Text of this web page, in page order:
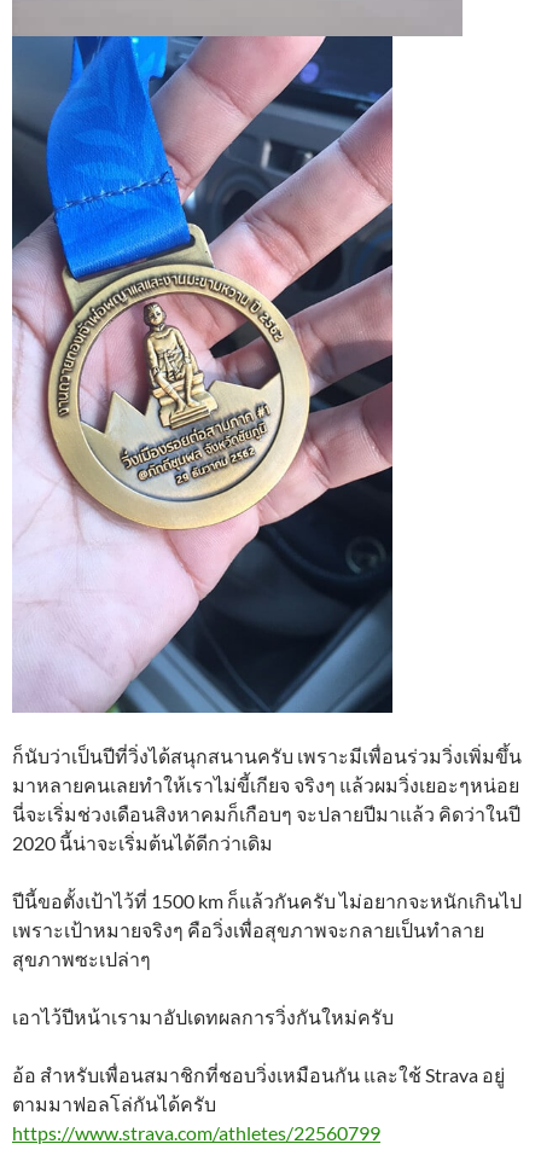
ก็นับว่าเป็นปีที่วิ่งได้สนุกสนานครับ เพราะมีเพื่อนร่วมวิ่งเพิ่มขึ้น
มาหลายคนเลยทำให้เราไม่ขี้เกียจ จริงๆ แล้วผมวิ่งเยอะๆหน่อย
นี่จะเริ่มช่วงเดือนสิงหาคมก็เกือบๆ จะปลายปีมาแล้ว คิดว่าในปี
2020 นี้น่าจะเริ่มต้นได้ดีกว่าเดิม
ปีนี้ขอตั้งเป้าไว้ที่ 1500 km ก็แล้วกันครับ ไม่อยากจะหนักเกินไป
เพราะเป้าหมายจริงๆ คือวิ่งเพื่อสุขภาพจะกลายเป็นทำลาย
สุขภาพซะเปล่าๆ
เอาไว้ปีหน้าเรามาอัปเดทผลการวิ่งกันใหม่ครับ
อ้อ สำหรับเพื่อนสมาชิกที่ชอบวิ่งเหมือนกัน และใช้ Strava อยู่
ตามมาฟอลโล่กันได้ครับ
https://www.strava.com/athletes/22560799